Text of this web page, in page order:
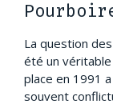
La question
été un
place en 1991
souvent